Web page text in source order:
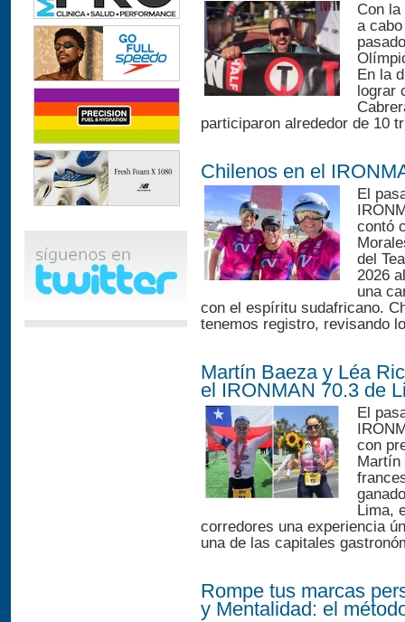
Con
a
En la
lograr
participaron alrededor de 10
Chilenos en el
El
contó
del
2026
una
con el espíritu sudafricano.
tenemos registro, revisando
Martín Baeza y Léa
el IRONMAN 70.3 de
El
con
Martín
Lima,
corredores una experiencia
una de las capitales
Rompe tus marcas
y Mentalidad: el